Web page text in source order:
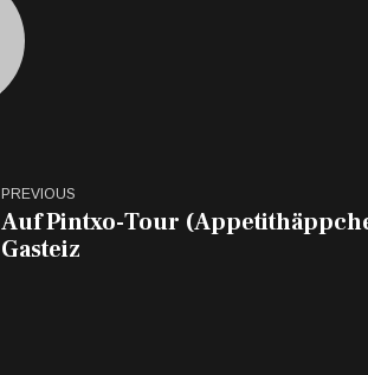
PREVIOUS
Auf Pintxo-Tour
Gasteiz